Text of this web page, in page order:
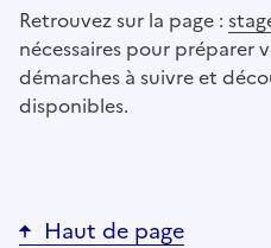
Retrouvez sur la page :
nécessaires pour préparer
démarches à suivre et
disponibles.
Haut de page